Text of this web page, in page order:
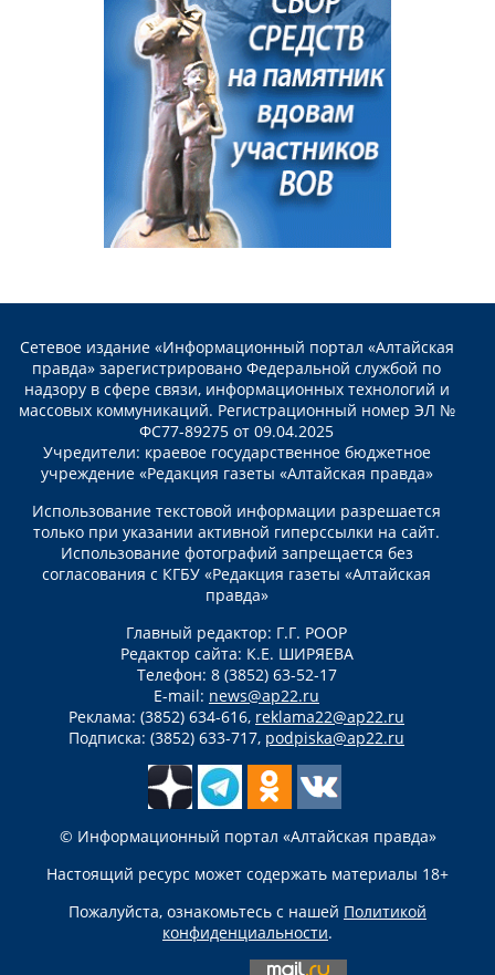
Сетевое издание «Информационный портал «Алтайская
правда» зарегистрировано Федеральной службой по
надзору в сфере связи, информационных технологий и
массовых коммуникаций. Регистрационный номер ЭЛ №
ФС77-89275 от 09.04.2025
Учредители: краевое государственное бюджетное
учреждение «Редакция газеты «Алтайская правда»
Использование текстовой информации разрешается
только при указании активной гиперссылки на сайт.
Использование фотографий запрещается без
согласования с КГБУ «Редакция газеты «Алтайская
правда»
Главный редактор: Г.Г. РООР
Редактор сайта: К.Е. ШИРЯЕВА
Телефон: 8 (3852) 63-52-17
E-mail: news@ap22.ru
Реклама: (3852) 634-616, reklama22@ap22.ru
Подписка: (3852) 633-717, podpiska@ap22.ru
© Информационный портал «Алтайская правда»
Настоящий ресурс может содержать материалы 18+
Пожалуйста, ознакомьтесь с нашей Политикой
конфиденциальности.